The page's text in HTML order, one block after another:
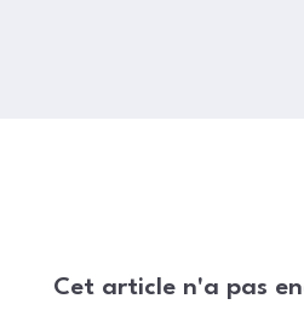
Cet article n'a pas